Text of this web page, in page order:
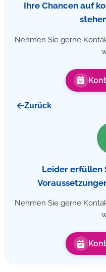
Ihre Chancen auf
Nehmen Sie gerne
Zurück
Leider erfüllen
Nehmen Sie gerne